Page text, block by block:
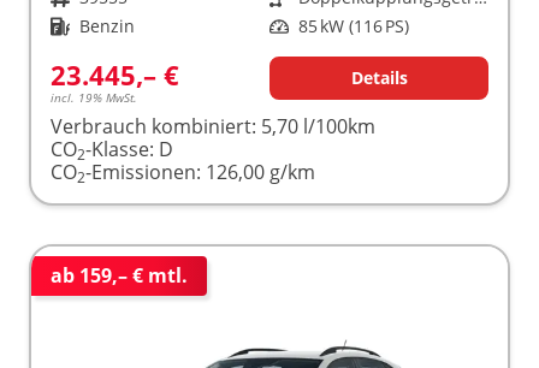
Kraftstoff Benzin Leistung 85 kW (116 PS)
23.445,– €
incl. 19% MwSt.
Details
Verbrauch kombiniert: 5,70 l/100km
CO2-Klasse: D
CO2-Emissionen: 126,00 g/km
ab 159,– € mtl.